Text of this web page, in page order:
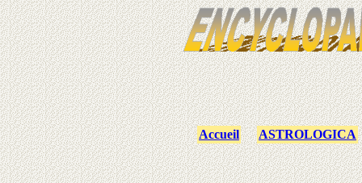
Accueil ASTROLOGICA